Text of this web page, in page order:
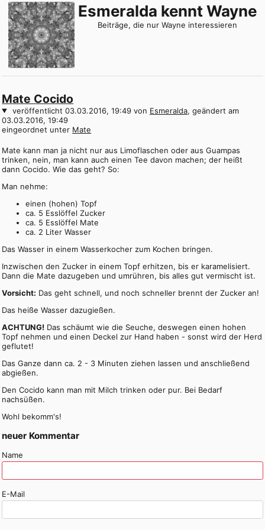
Esmeralda kennt Wayne
Beiträge, die nur Wayne interessieren
Mate Cocido
veröffentlicht 03.03.2016, 19:49von Esmeralda, geändert am
03.03.2016, 19:49
eingeordnet unter Mate
Mate kann man ja nicht nur aus Limoflaschen oder aus Guampas
trinken, nein, man kann auch einen Tee davon machen; der heißt
dann Cocido. Wie das geht? So:
Man nehme:
einen (hohen) Topf
ca. 5 Esslöffel Zucker
ca. 5 Esslöffel Mate
ca. 2 Liter Wasser
Das Wasser in einem Wasserkocher zum Kochen bringen.
Inzwischen den Zucker in einem Topf erhitzen, bis er karamelisiert.
Dann die Mate dazugeben und umrühren, bis alles gut vermischt ist.
Vorsicht: Das geht schnell, und noch schneller brennt der Zucker an!
Das heiße Wasser dazugießen.
ACHTUNG! Das schäumt wie die Seuche, deswegen einen hohen
Topf nehmen und einen Deckel zur Hand haben - sonst wird der Herd
geflutet!
Das Ganze dann ca. 2 - 3 Minuten ziehen lassen und anschließend
abgießen.
Den Cocido kann man mit Milch trinken oder pur. Bei Bedarf
nachsüßen.
Wohl bekomm's!
neuer Kommentar
Name
E-Mail